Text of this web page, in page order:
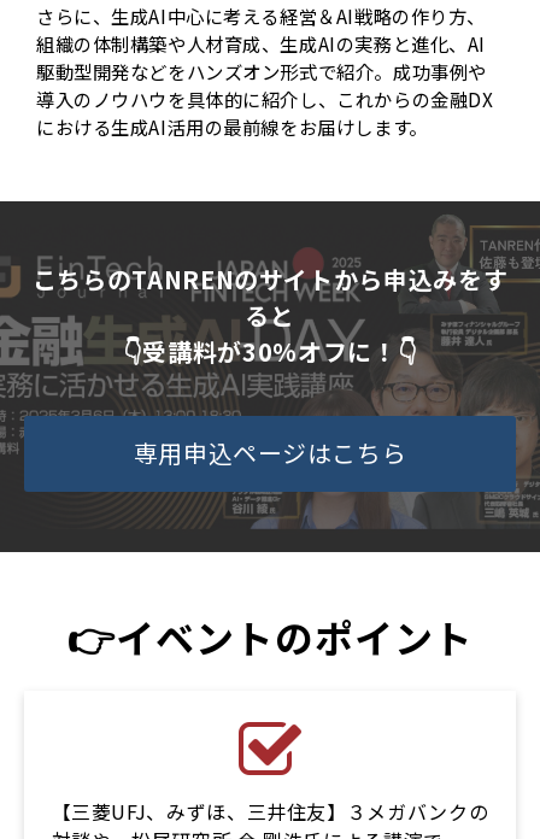
さらに、生成AI中心に考える経営＆AI戦略の作り方、
組織の体制構築や人材育成、生成AIの実務と進化、AI
駆動型開発などをハンズオン形式で紹介。成功事例や
導入のノウハウを具体的に紹介し、これからの金融DX
における生成AI活用の最前線をお届けします。
こちらのTANRENのサイトから申込みをす
ると
👇受講料が30%オフに！👇
専用申込ページはこちら
👉イベントのポイント
【三菱UFJ、みずほ、三井住友】３メガバンクの